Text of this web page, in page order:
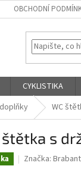
OBCHODNÍ
CYKLISTIKA
WC
štětka s
Značka: